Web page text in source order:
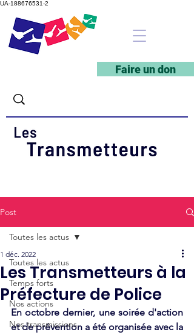
UA-188676531-2
Faire un don
Post
Toutes les actus
Temps forts
Nos actions
Nos transmissions
Toutes les actus
Les Transmetteurs à la
Préfecture de Police
1 déc. 2022
En octobre dernier, une soirée d'action
et de prévention a été organisée avec la